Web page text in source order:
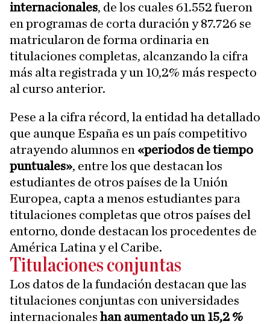
internacionales, de los cuales 61.552 fueron
en programas de corta duración y 87.726 se
matricularon de forma ordinaria en
titulaciones completas, alcanzando la cifra
más alta registrada y un 10,2% más respecto
al curso anterior.
Pese a la cifra récord, la entidad ha detallado
que aunque España es un país competitivo
atrayendo alumnos en «periodos de tiempo
puntuales», entre los que destacan los
estudiantes de otros países de la Unión
Europea, capta a menos estudiantes para
titulaciones completas que otros países del
entorno, donde destacan los procedentes de
América Latina y el Caribe.
Titulaciones conjuntas
Los datos de la fundación destacan que las
titulaciones conjuntas con universidades
internacionales han aumentado un 15,2 %